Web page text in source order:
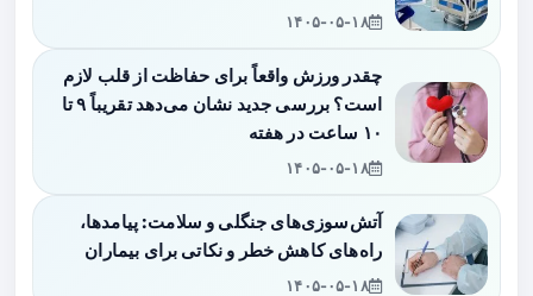
۱۴۰۵-۰۵-۱۸
چقدر ورزش واقعاً برای حفاظت از قلب لازم
است؟ بررسی جدید نشان می‌دهد تقریباً ۹ تا
۱۰ ساعت در هفته
۱۴۰۵-۰۵-۱۸
آتش‌سوزی‌های جنگلی و سلامت: پیامدها،
راه‌های کاهش خطر و نکاتی برای بیماران
۱۴۰۵-۰۵-۱۸